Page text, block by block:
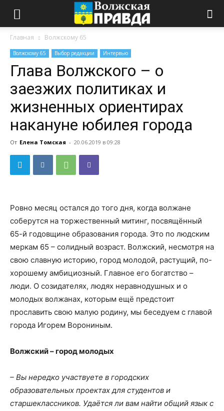
Главная Волжскому 65
Волжскому 65 Выбор редакции Интервью
Глава Волжского – о
заезжих политиках и
жизненных ориентирах
накануне юбилея города
От Елена Томская - 20.06.2019 в 09:28
Ровно месяц остался до того дня, когда волжане
соберутся на торжественный митинг, посвящённый
65-й годовщине образования города. Это по людским
меркам 65 – солидный возраст. Волжский, несмотря на
свою славную историю, город молодой, растущий, по-
хорошему амбициозный. Главное его богатство –
люди. О созидателях, людях неравнодушных и о
молодых волжанах, которым ещё предстоит
прославить свою малую родину, мы беседуем с главой
города Игорем Ворониным.
Волжский – город молодых
– Вы нередко участвуете в городских
образовательных проектах для студентов и
старшеклассников. Удаётся ли вам найти общий язык с